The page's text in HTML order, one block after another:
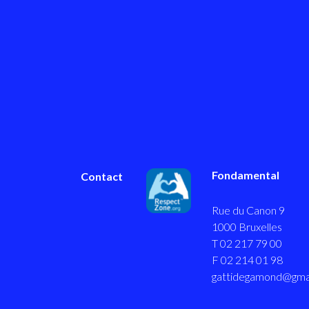
Contact Fondamental
Rue du Canon 9
1000 Bruxelles
T 02 217 79 00
F 02 214 01 98